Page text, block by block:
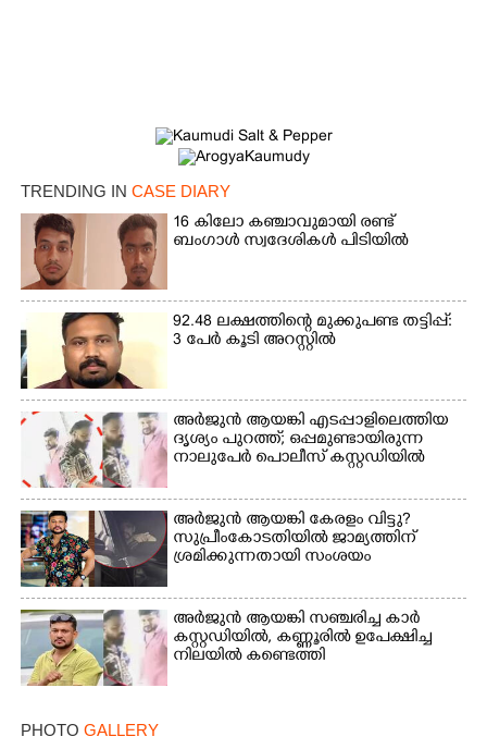
TRENDING IN CASE DIARY
16 കിലോ കഞ്ചാവുമായി രണ്ട്
ബംഗാൾ സ്വദേശികൾ പിടിയിൽ
92.48 ലക്ഷത്തിന്റെ മുക്കുപണ്ട തട്ടിപ്പ്:
3 പേർ കൂടി അറസ്റ്റിൽ
അർജുൻ ആയങ്കി എടപ്പാളിലെത്തിയ
ദൃശ്യം പുറത്ത്; ഒപ്പമുണ്ടായിരുന്ന
നാലുപേർ പൊലീസ് കസ്റ്റഡിയിൽ
അർജുൻ ആയങ്കി കേരളം വിട്ടു?
സുപ്രീംകോടതിയിൽ ജാമ്യത്തിന്
ശ്രമിക്കുന്നതായി സംശയം
അർജുൻ ആയങ്കി സഞ്ചരിച്ച കാർ
കസ്റ്റഡിയിൽ,​ കണ്ണൂരിൽ ഉപേക്ഷിച്ച
നിലയിൽ കണ്ടെത്തി
PHOTO GALLERY
Copy Link